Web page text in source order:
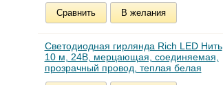
Сравнить В желания
Светодиодная гирлянда Rich LED Нить
10 м, 24В, мерцающая, соединяемая,
прозрачный провод, теплая белая